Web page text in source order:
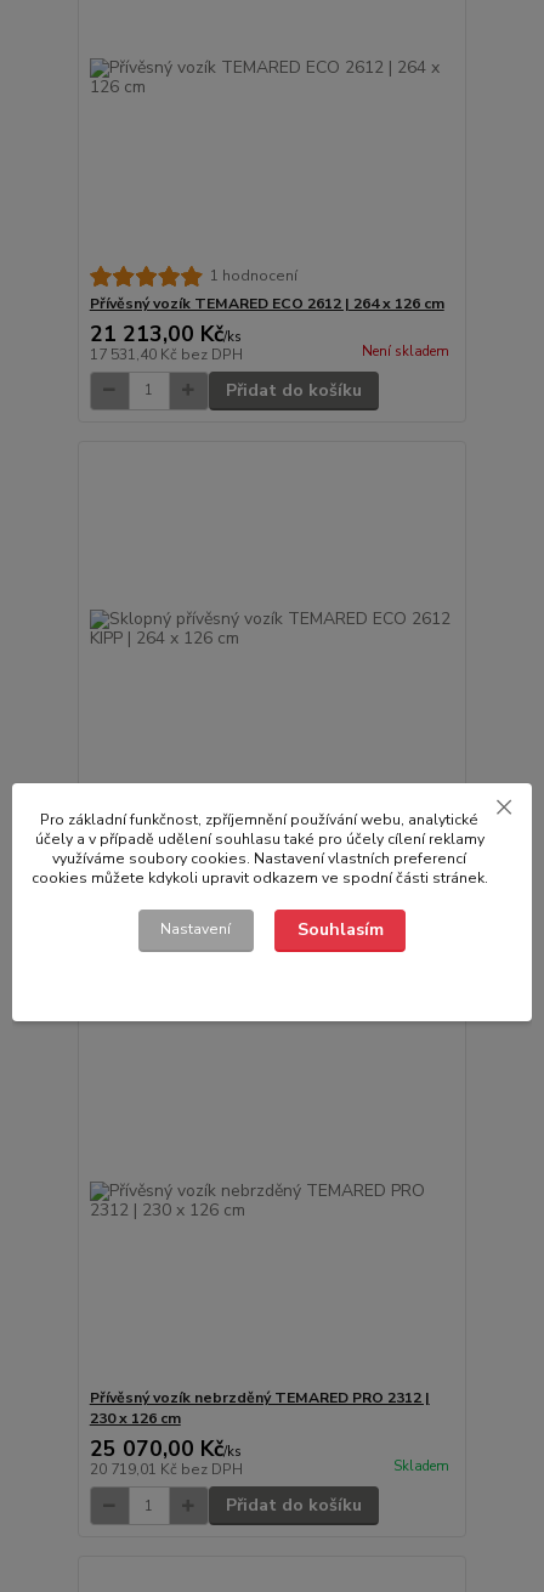
1 hodnocení
Přívěsný vozík TEMARED ECO 2612 | 264 x 126 cm
21 213,00 Kč/ks
17 531,40 Kč bez DPH Není skladem
Přidat do košíku
1 hodnocení
Sklopný přívěsný vozík TEMARED ECO 2612 KIPP |
264 x 126 cm
22 293,00 Kč/ks
18 423,97 Kčbez DPH
Přívěsný vozík nebrzděný TEMARED PRO 2312 |
230 x 126 cm
25 070,00 Kč/ks
20 719,01 Kč bez DPH Skladem
Přidat do košíku
Pro základní funkčnost, zpříjemnění používání webu, analytické
účely a v případě udělení souhlasu také pro účely cílení reklamy
využíváme soubory cookies. Nastavení vlastních preferencí
cookies můžete kdykoli upravit odkazem ve spodní části stránek.
Nastavení Souhlasím